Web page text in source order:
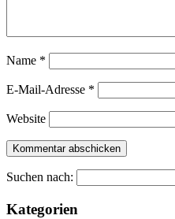
Name *
E-Mail-Adresse *
Website
Suchen nach:
Kategorien